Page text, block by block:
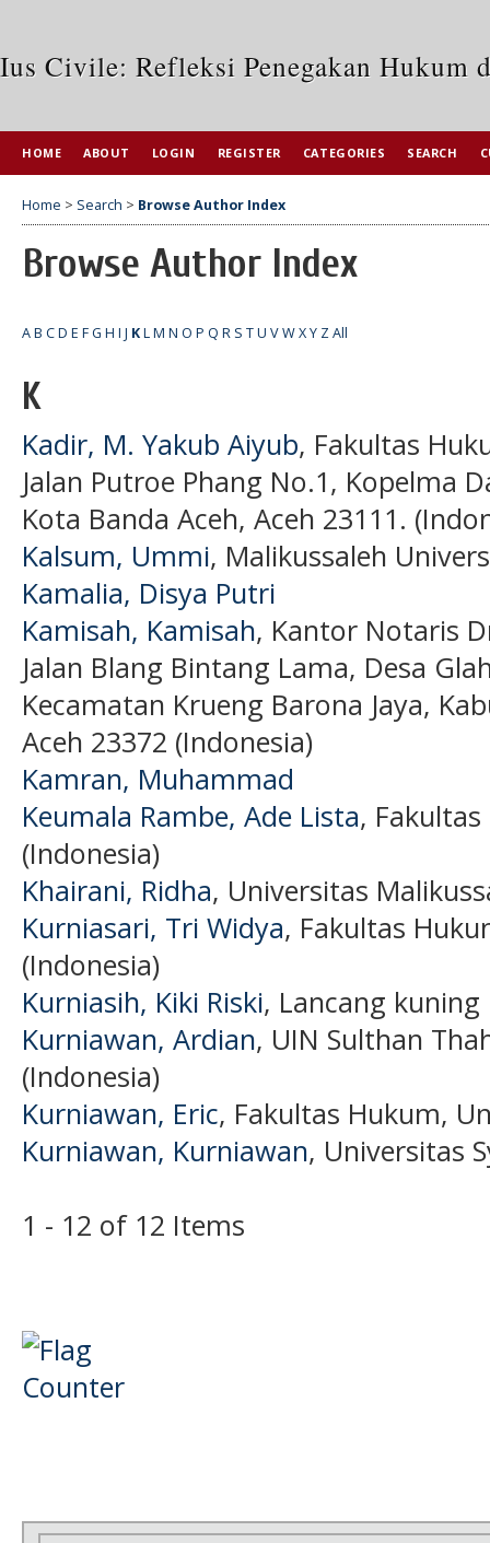
Ius Civile: Refleksi Penegakan Hukum
HOME ABOUT LOGIN REGISTER CATEGORIES SEARCH
Home > Search > Browse Author Index
Browse Author Index
AB CD E FG H I J KLM N O P Q R S TU VWXY ZAll
K
Kadir, M. Yakub Aiyub, Fakultas
Jalan Putroe Phang No.1, Kopelma
Kota Banda Aceh, Aceh 23111.
Kalsum, Ummi, Malikussaleh
Kamalia, Disya Putri
Kamisah, Kamisah, Kantor Notaris
Jalan Blang Bintang Lama, Desa
Kecamatan Krueng Barona Jaya,
Aceh 23372 (Indonesia)
Kamran, Muhammad
Keumala Rambe, Ade Lista,
(Indonesia)
Khairani, Ridha, Universitas
Kurniasari, Tri Widya, Fakultas
(Indonesia)
Kurniasih, Kiki Riski, Lancang
Kurniawan, Ardian, UIN Sulthan
(Indonesia)
Kurniawan, Eric, Fakultas Hukum,
Kurniawan, Kurniawan, Universitas
1 - 12 of 12 Items